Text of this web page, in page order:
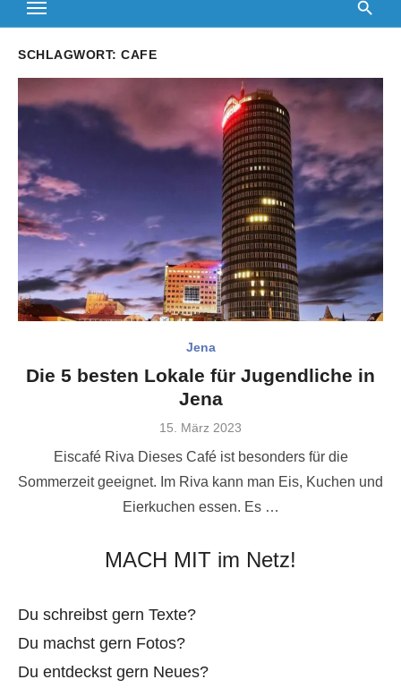
SCHLAGWORT: CAFE
Jena
Die 5 besten Lokale für Jugendliche in
Jena
Veröffentlicht
15. März 2023
Eiscafé Riva Dieses Café ist besonders für die
Sommerzeit geeignet. Im Riva kann man Eis, Kuchen und
Eierkuchen essen. Es …
MACH MIT im Netz!
Du schreibst gern Texte?
Du machst gern Fotos?
Du entdeckst gern Neues?